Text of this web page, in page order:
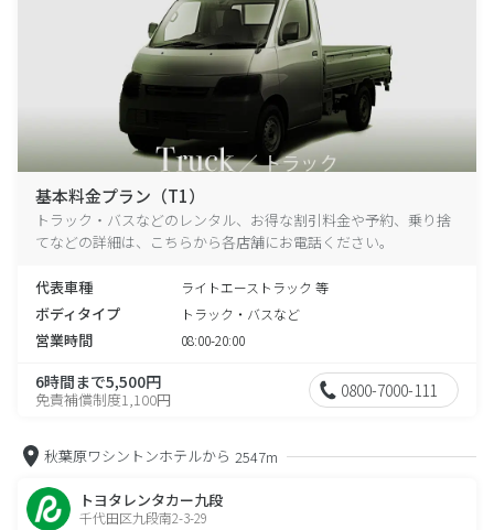
基本料金プラン（T1）
トラック・バスなどのレンタル、お得な割引料金や予約、乗り捨
てなどの詳細は、こちらから各店舗にお電話ください。
代表車種 ライトエーストラック 等
ボディタイプ トラック・バスなど
営業時間 08:00-20:00
6時間まで5,500円
免責補償制度1,100円 0800-7000-111
秋葉原ワシントンホテルから 2547m
トヨタレンタカー九段
千代田区九段南2-3-29